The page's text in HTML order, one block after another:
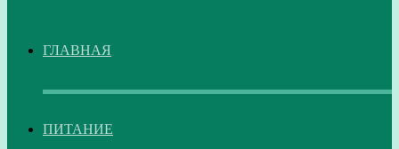
ГЛАВНАЯ
ПИТАНИЕ